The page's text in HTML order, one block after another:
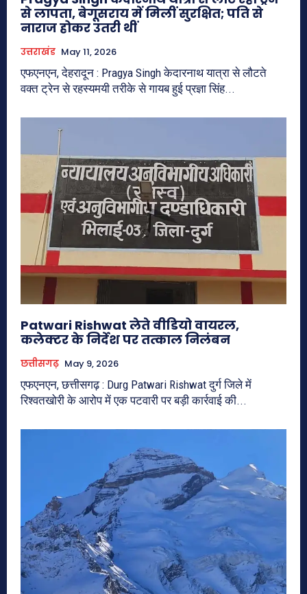
से लापता, बेगूसराय में मिलीं सुरक्षित; पति से
नाराज होकर उतरी थीं
उत्तराखंड May 11, 2026
एफएनएन, देहरादून : Pragya Singh केदारनाथ यात्रा से लौटते
वक्त ट्रेन से रहस्यमयी तरीके से गायब हुई प्रज्ञा सिंह...
Patwari Rishwat लेते वीडियो वायरल,
कलेक्टर के निर्देश पर तत्काल निलंबन
छत्तीसगढ़ May 9, 2026
एफएनएन, छत्तीसगढ़ : Durg Patwari Rishwat दुर्ग जिले में
रिश्वतखोरी के आरोप में एक पटवारी पर बड़ी कार्रवाई की...